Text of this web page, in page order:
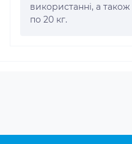
використанні, а
по 20 кг.